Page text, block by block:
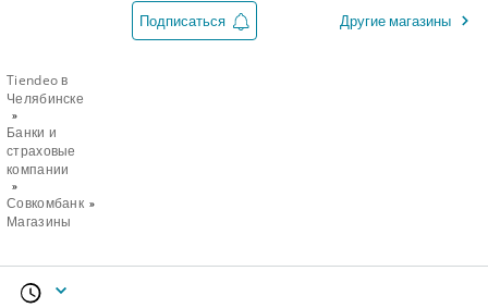
Tiendeo в
Челябинске
Банки и
страховые
компании
Совкомбанк
Магазины
Подписаться Другие магазины